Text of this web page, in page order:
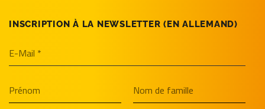
INSCRIPTION À LA NEWSLETTER (EN­ ALLEMAND)